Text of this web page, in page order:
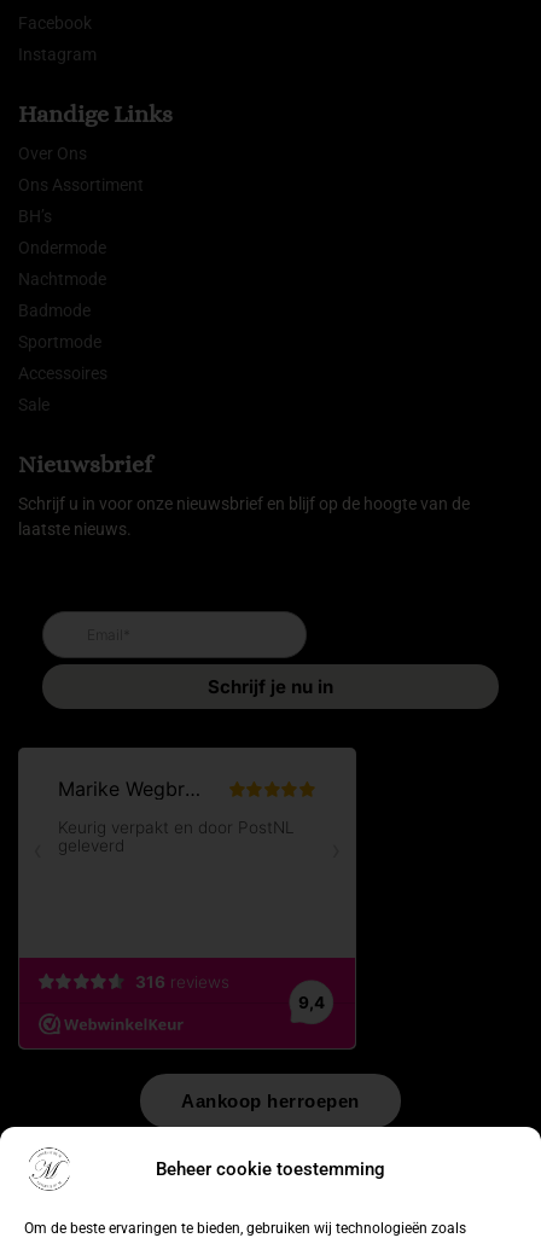
Beheer cookie toestemming
Om de beste ervaringen te bieden, gebruiken wij technologieën zoals
Facebook
Instagram
Handige Links
Over Ons
Ons Assortiment
BH’s
Ondermode
Nachtmode
Badmode
Sportmode
Accessoires
Sale
Nieuwsbrief
Schrijf u in voor onze nieuwsbrief en blijf op de hoogte van de
laatste nieuws.
Aankoop herroepen
© 2026 by WebUnlimited–Algemene voorwaarden